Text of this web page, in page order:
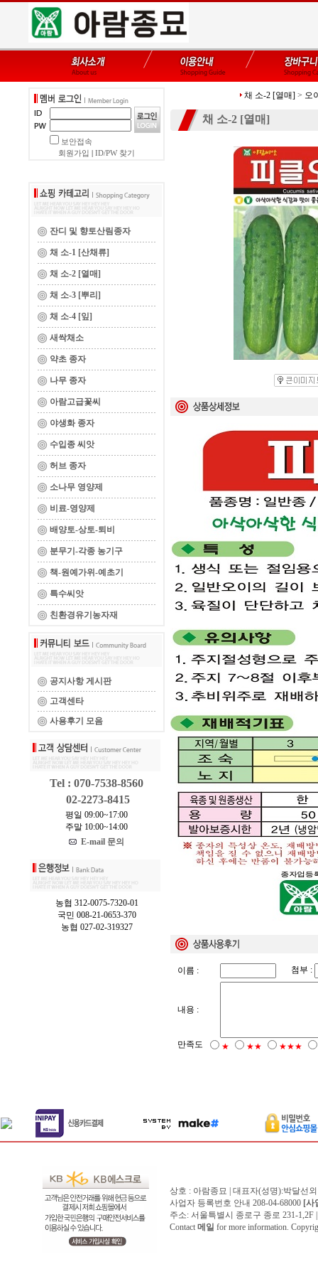
보안접속
회원가입
ID/PW 찾기
잔디 및 향토산림종자
채 소-1 [산채류]
채 소-2 [열매]
채 소-3 [뿌리]
채 소-4 [잎]
새싹채소
약초 종자
나무 종자
아람고급꽃씨
야생화 종자
수입종 씨앗
허브 종자
소나무 영양제
비료-영양제
배양토-상토-퇴비
분무기-각종 농기구
책-원예가위-예초기
특수씨앗
친환경유기농자재
공지사항 게시판
고객센타
사용후기 모음
Tel : 070-7538-8560
02-2273-8415
평일 09:00~17:00
주말 10:00~14:00
E-mail 문의
농협 312-0075-7320-01
국민 008-21-0653-370
농협 027-02-319327
채 소-2 [열매] > 오
채 소-2 [열매]
이름 : 첨부 :
내용 :
만족도 ★ ★★ ★★★
상호 : 아람종묘 | 대표자(성명):박달선
사업자 등록번호 안내 208-04-68000 [사
주소: 서울특별시 종로구 종로 231-1,2F
Contact 메일 for more information.